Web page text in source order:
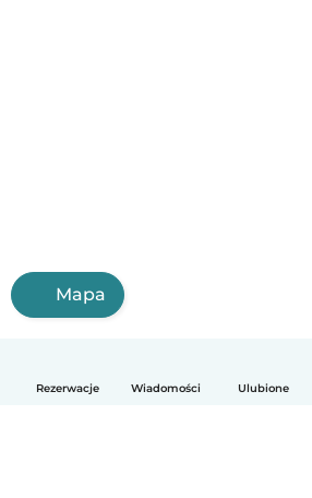
Rezerwacje Wiadomości Ulubione
Mapa